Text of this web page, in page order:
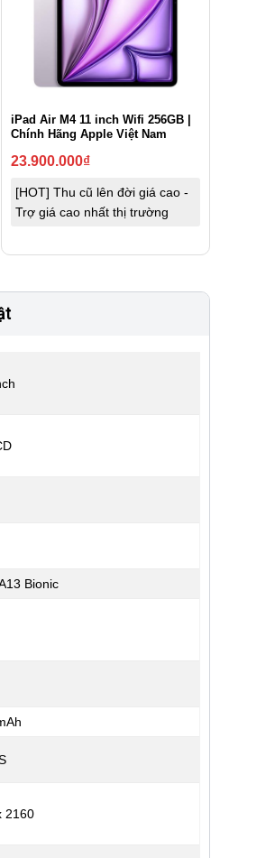
iPad Air M4 11 inch Wifi 256GB |
Chính Hãng Apple Việt Nam
23.900.000₫
[HOT] Thu cũ lên đời giá cao -
Trợ giá cao nhất thị trường
Bionic
2160